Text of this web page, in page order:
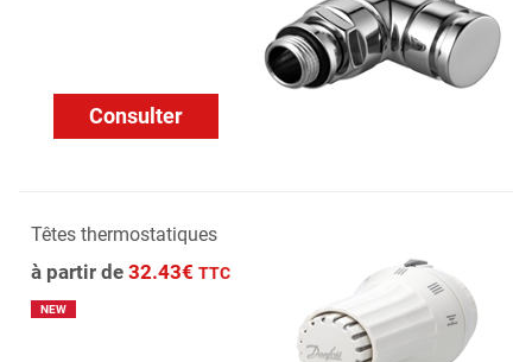
Consulter
Têtes thermostatiques
à partir de 32.43€ TTC
NEW